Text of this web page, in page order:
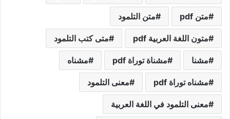
متن pdf متن التلمود
متون اللغة العربية pdf متى كتب التلمود
مشنا مشناة توراة pdf مشناه
مشناه توراة pdf معنى التلمود
معنى التلمود في اللغة العربية